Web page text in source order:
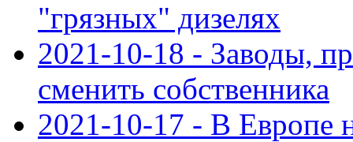
"грязных" дизелях
2021-10-18 - Заводы,
сменить собственника
2021-10-17 - В Европе